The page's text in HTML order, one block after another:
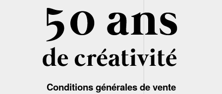
Conditions générales de vente